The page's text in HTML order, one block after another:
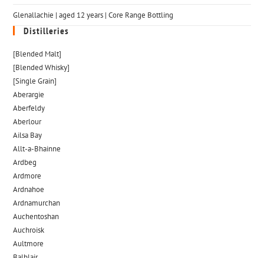
Glenallachie | aged 12 years | Core Range Bottling
Distilleries
[Blended Malt]
[Blended Whisky]
[Single Grain]
Aberargie
Aberfeldy
Aberlour
Ailsa Bay
Allt-a-Bhainne
Ardbeg
Ardmore
Ardnahoe
Ardnamurchan
Auchentoshan
Auchroisk
Aultmore